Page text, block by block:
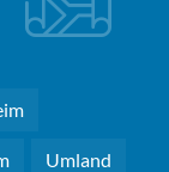
Umland